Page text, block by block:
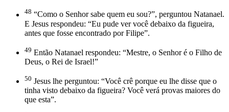
48 “Como o Senhor sabe quem eu sou?”, perguntou Natanael.
E Jesus respondeu: “Eu pude ver você debaixo da figueira,
antes que fosse encontrado por Filipe”.
49 Então Natanael respondeu: “Mestre, o Senhor é o Filho de
Deus, o Rei de Israel!”
50 Jesus lhe perguntou: “Você crê porque eu lhe disse que o
tinha visto debaixo da figueira? Você verá provas maiores do
que esta”.